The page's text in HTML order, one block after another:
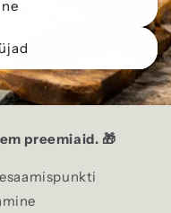
preemiaid. 🎁